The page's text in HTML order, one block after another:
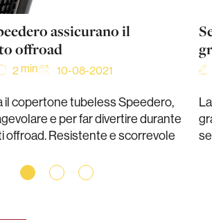
assicurano il
offroad
2 min 10-08-2021
il copertone tubeless Speedero,
e per far divertire durante
offroad. Resistente e scorrevole